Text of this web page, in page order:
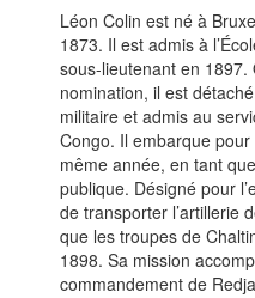
Léon Colin est né à
1873. Il est admis à
sous-lieutenant en
nomination, il est
militaire et admis au
Congo. Il embarque
même année, en tant
publique. Désigné pour
de transporter l’artillerie
que les troupes de
1898. Sa mission
commandement de